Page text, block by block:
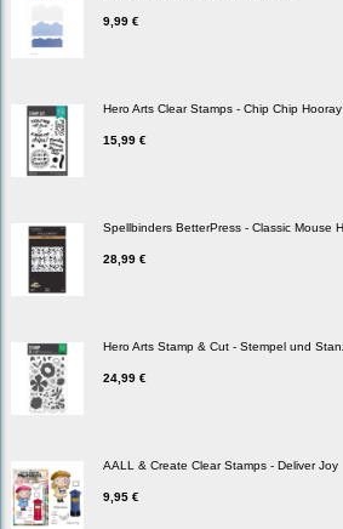
9,99 €
Hero Arts Clear Stamps - Chip Chip Hooray
15,99 €
Spellbinders BetterPress - Classic Mouse
28,99 €
Hero Arts Stamp & Cut - Stempel und
24,99 €
AALL & Create Clear Stamps - Deliver Joy
9,95 €